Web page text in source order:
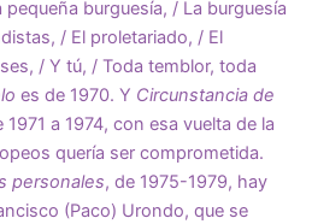
pequeña burguesía, / La burguesía
/ El proletariado, / El
/ Y tú, / Toda temblor, toda
es de 1970. Y Circunstancia de
a 1974, con esa vuelta de la
quería ser comprometida.
personales, de 1975-1979, hay
(Paco) Urondo, que se